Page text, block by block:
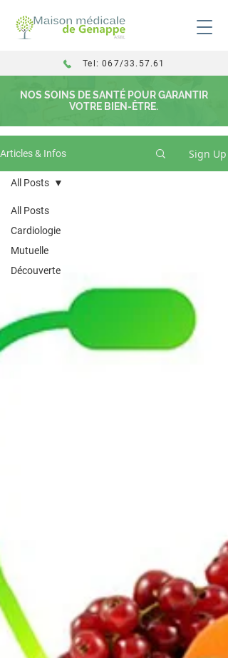
Tel: 067/33.57.61
NOS SOINS DE SANTÉ POUR GARANTIR
VOTRE BIEN-ÊTRE.
Articles & Infos Sign Up
All Posts
Cardiologie
Mutuelle
Découverte
All Posts